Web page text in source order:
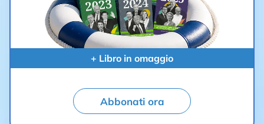
+ Libro in omaggio
Abbonati ora